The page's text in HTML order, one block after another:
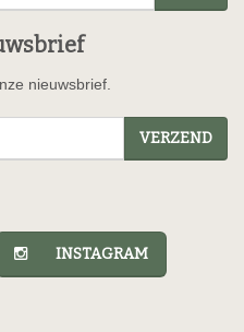
nieuwsbrief.
VERZEND
INSTAGRAM